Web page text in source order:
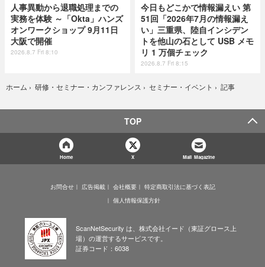
人事異動から退職処理までの
実務を体験 ～「Okta」ハンズ
オンワークショップ 9月11日
大阪で開催
2026.8.7 Fri 8:10
今日もどこかで情報漏えい 第
51回「2026年7月の情報漏え
い」三重県、陸自インシデン
トを他山の石として USB メモ
リ 1 万個チェック
2026.8.7 Fri 8:15
ホーム › 研修・セミナー・カンファレンス › セミナー・イベント › 記事
TOP
Home X Mail Magazine
お問合せ 広告掲載 会社概要
特定商取引法に基づく表記
個人情報保護方針
ScanNetSecurity は、株式会社イード（東証グロース上
場）の運営するサービスです。
証券コード：6038